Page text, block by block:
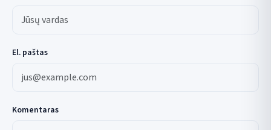
El. paštas
Komentaras